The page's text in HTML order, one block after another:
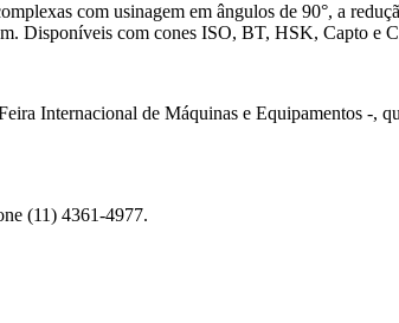
com usinagem em ângulos de 90°, a
Disponíveis com cones ISO, BT, HSK, Capto e
Internacional de Máquinas e Equipamentos -,
(11) 4361-4977.